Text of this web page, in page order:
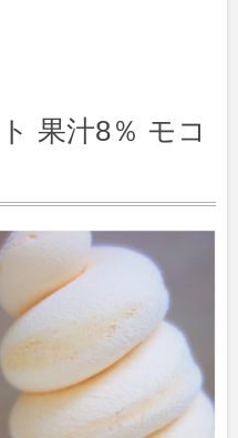
果汁8％ モコ